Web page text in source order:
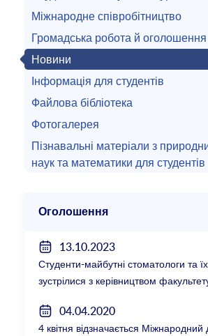
Міжнародне співробітництво
Громадська робота й оголошення
Новини
Інформація для студентів
Файлова бібліотека
Фотогалерея
Пізнавальні матеріали з
наук та математики для студентів
Оголошення
13.10.2023
Студенти-майбутні стоматологи та
зустрілися з керівництвом
04.04.2020
4 квітня відзначається Міжнародний